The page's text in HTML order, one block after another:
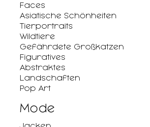
Faces
Asiatische Schönheiten
Tierportraits
Wildtiere
Gefährdete Großkatzen
Figuratives
Abstraktes
Landschaften
Pop Art
Mode